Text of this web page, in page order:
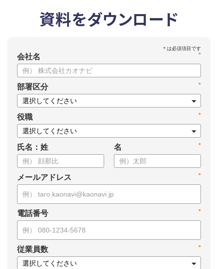
資料をダウンロード
*
会社名
*
部署区分
*
役職
氏名：姓 *
名
*
メールアドレス
*
電話番号
*
従業員数